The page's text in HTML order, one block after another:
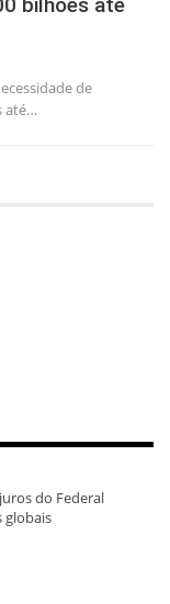
bilhões até
de
até…
do Federal
globais